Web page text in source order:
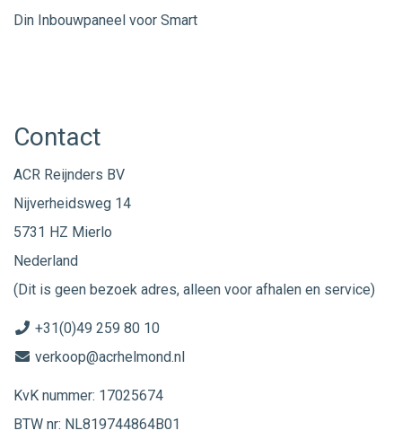
Din Inbouwpaneel voor Smart
Contact
ACR Reijnders BV
Nijverheidsweg 14
5731 HZ Mierlo
Nederland
(Dit is geen bezoek adres, alleen voor afhalen en service)
+31(0)49 259 80 10
verkoop@acrhelmond.nl
KvK nummer: 17025674
BTW nr: NL819744864B01